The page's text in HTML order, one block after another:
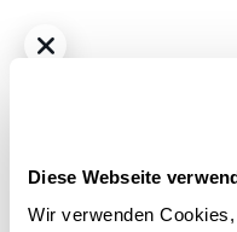
Diese Webseite
Wir verwenden